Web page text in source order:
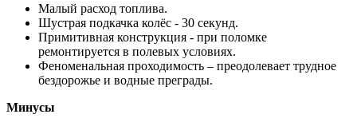
Малый расход топлива.
Шустрая подкачка колёс - 30 секунд.
Примитивная конструкция - при поломке
ремонтируется в полевых условиях.
Феноменальная проходимость – преодолевает трудное
бездорожье и водные преграды.
Минусы